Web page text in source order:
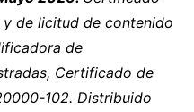
de licitud de contenido
de
Certificado de
102. Distribuido